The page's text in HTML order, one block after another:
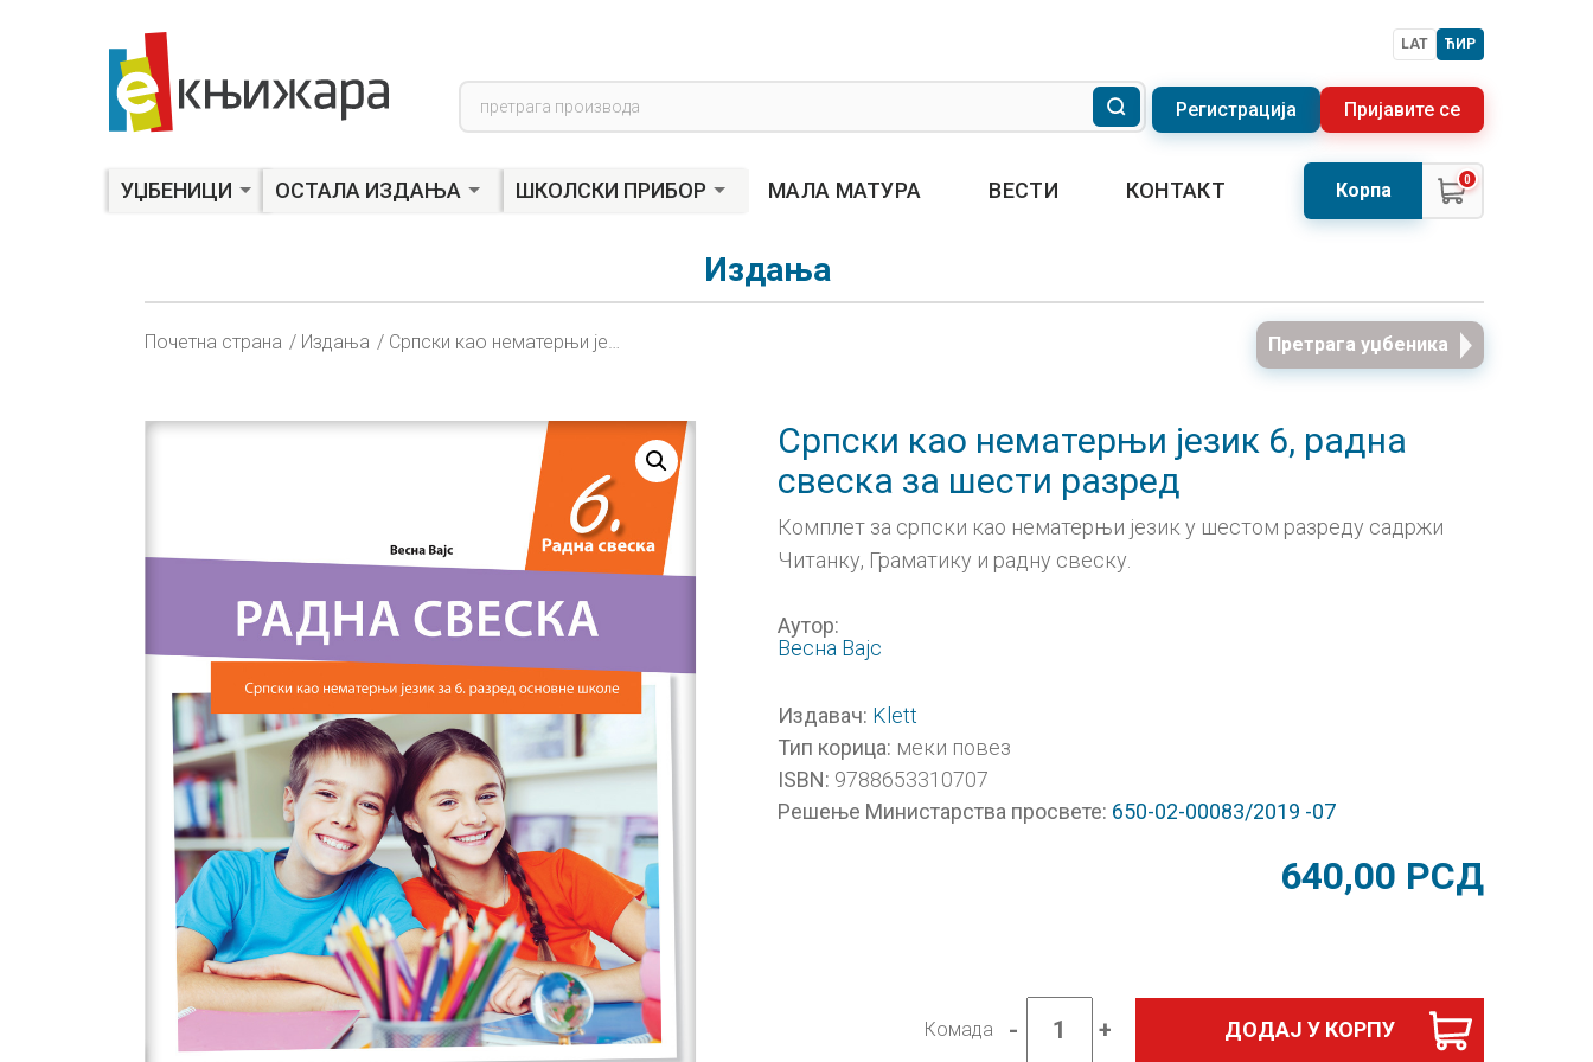
LAT ЋИР
Products
search
Регистрација Пријавите се
УЏБЕНИЦИ ОСТАЛА ИЗДАЊА ШКОЛСКИ ПРИБОР МАЛА МАТУРА ВЕСТИ КОНТАКТ Корпа 0
Издања
Почетна страна Издања Претрага уџбеника
Српски као нематерњи језик 6, радна
свеска за шести разред
Комплет за српски као нематерњи језик у шестом разреду садржи
Читанку, Граматику и радну свеску.
Аутор:
Весна Вајс
Издавач: Klett
Тип корица: меки повез
ISBN: 9788653310707
Решење Министарства просвете: 650-02-00083/2019 -07
640,00 РСД
Комада -
Српски
+ ДОДАЈ У КОРПУ